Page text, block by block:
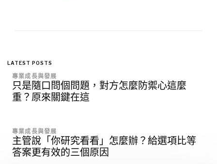
LATEST POSTS
專業成長與發展
只是隨口問個問題，對方怎麼防禦心這麼
重？原來關鍵在這
專業成長與發展
主管說「你研究看看」怎麼辦？給選項比等
答案更有效的三個原因